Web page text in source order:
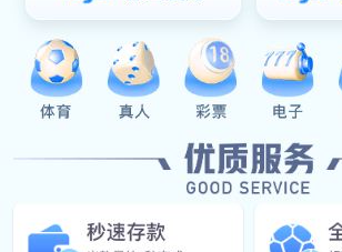
特点： 由于混合桶体具有多方向的运
合效果高，均匀度可达99.9％以上，大
装载系数可达0.9 (普通混合机为0.4～
0.6)，混合时间短，效率高。···
用于混合粉状
采用不锈钢制
混合无死角，
置，能防止物